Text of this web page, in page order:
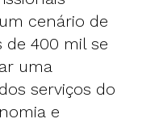
cenário de
de 400 mil se
uma
serviços do
e